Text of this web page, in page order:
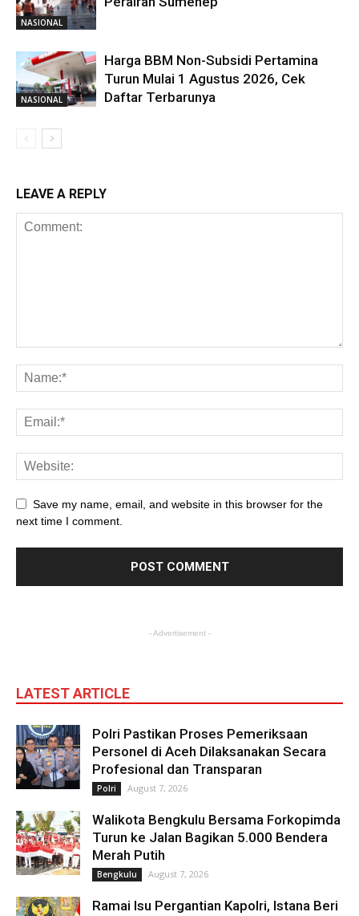
NASIONAL
NASIONAL
Harga BBM Non-Subsidi Pertamina
Turun Mulai 1 Agustus 2026, Cek
Daftar Terbarunya
LEAVE A REPLY
Save my name, email, and website in this browser for the
next time I comment.
- Advertisement -
LATEST ARTICLE
Polri Pastikan Proses Pemeriksaan
Personel di Aceh Dilaksanakan Secara
Profesional dan Transparan
Polri August 7, 2026
Walikota Bengkulu Bersama Forkopimda
Turun ke Jalan Bagikan 5.000 Bendera
Merah Putih
Bengkulu August 7, 2026
Ramai Isu Pergantian Kapolri, Istana Beri